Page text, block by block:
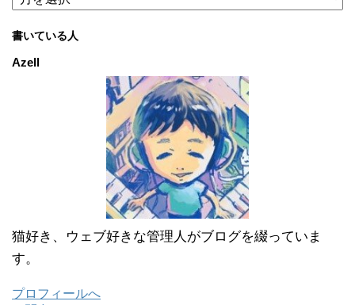
ー
イ
ブ
書いている人
Azell
猫好き、ウェブ好きな管理人がブログを綴っていま
す。
プロフィールへ